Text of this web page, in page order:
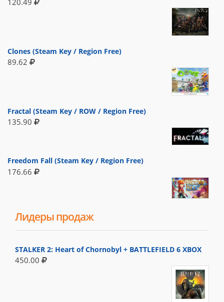
Clones (Steam Key / Region Free)
89.62
Fractal (Steam Key / ROW / Region Free)
135.90
Freedom Fall (Steam Key / Region Free)
176.66
Лидеры продаж
STALKER 2: Heart of Chornobyl + BATTLEFIELD 6 XBOX
450.00